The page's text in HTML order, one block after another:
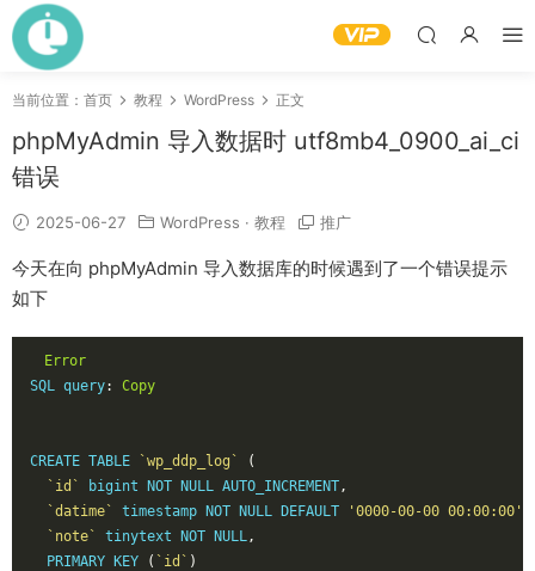
当前位置： 首页 教程 WordPress 正文
phpMyAdmin 导入数据时 utf8mb4_0900_ai_ci
错误
2025-06-27 WordPress · 教程 推广
今天在向 phpMyAdmin 导入数据库的时候遇到了一个错误提示
如下
Error
SQL query: Copy
CREATE TABLE `wp_ddp_log`
(
`id`
bigint NOT NULL AUTO_INCREMENT,
`datime`
timestamp NOT NULL DEFAULT '0000-00-00 00:00:00'
`note`
tinytext NOT NULL,
  PRIMARY KEY
( `id` )